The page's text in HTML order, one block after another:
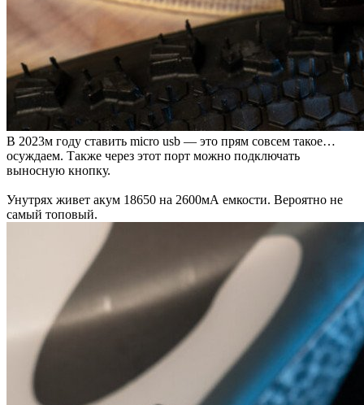
В 2023м году ставить micro usb — это прям совсем такое…
осуждаем. Также через этот порт можно подключать
выносную кнопку.
Унутрях живет акум 18650 на 2600мА емкости. Вероятно не
самый топовый.